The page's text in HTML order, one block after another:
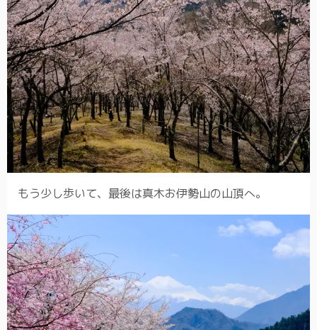
もう少し歩いて、最後は真木お伊勢山の山頂へ。